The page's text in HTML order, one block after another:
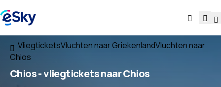
VliegticketsVluchten naar GriekenlandVluchten naar
Chios
Chios - vliegtickets naar Chios